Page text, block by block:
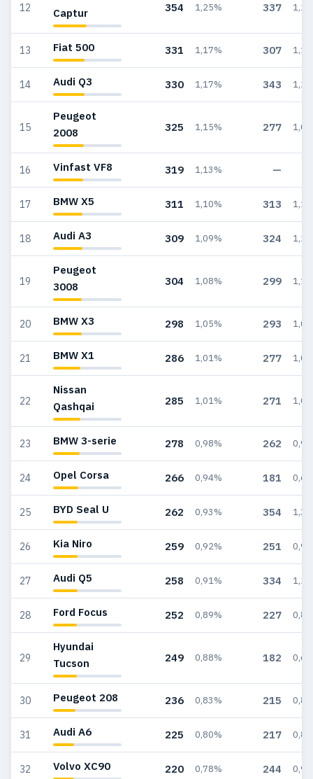
12
Captur
354 1,25% 337
13 Fiat 500 331 1,17% 307
14 Audi Q3 330 1,17% 343
15
Peugeot
2008
325 1,15% 277
16 Vinfast VF8 319 1,13% —
17 BMW X5 311 1,10% 313
18 Audi A3 309 1,09% 324
19
Peugeot
3008
304 1,08% 299
20 BMW X3 298 1,05% 293
21 BMW X1 286 1,01% 277
22
Nissan
Qashqai
285 1,01% 271
23 BMW 3-serie 278 0,98% 262
24 Opel Corsa 266 0,94% 181
25 BYD Seal U 262 0,93% 354
26 Kia Niro 259 0,92% 251
27 Audi Q5 258 0,91% 334
28 Ford Focus 252 0,89% 227
29
Hyundai
Tucson
249 0,88% 182
30 Peugeot 208 236 0,83% 215
31 Audi A6 225 0,80% 217
32 Volvo XC90 220 0,78% 244